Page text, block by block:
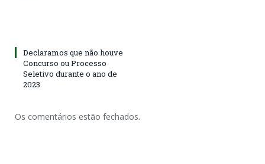
Declaramos que não houve
Concurso ou Processo
Seletivo durante o ano de
2023
Os comentários estão fechados.